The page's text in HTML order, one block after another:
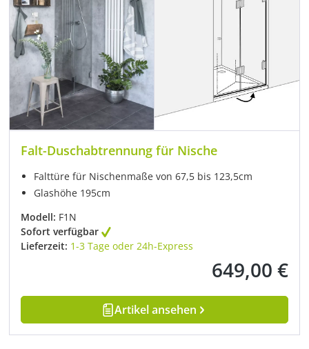
Falt-Duschabtrennung für Nische
Falttüre für Nischenmaße von 67,5 bis 123,5cm
Glashöhe 195cm
Modell: F1N
Sofort verfügbar
Lieferzeit: 1-3 Tage oder 24h-Express
Regulärer Preis:
649,00 €
Artikel ansehen